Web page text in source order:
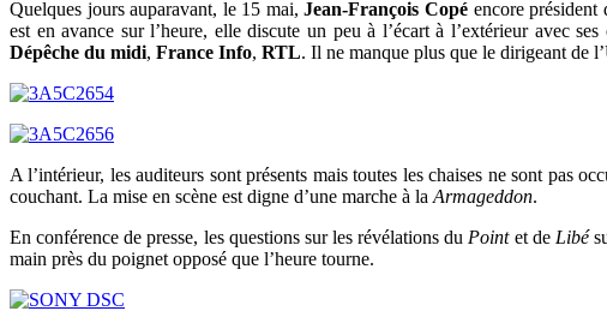
Quelques jours auparavant, le 15 mai,Jean-François Copé encore président
est en avance sur l’heure, elle discute un peu à l’écart à l’extérieur avec
Dépêche du midi, France Info, RTL. Il ne manque plus que le dirigeant de
A l’intérieur, les auditeurs sont présents mais toutes les chaises ne sont pas
couchant. La mise en scène est digne d’une marche à la Armageddon.
En conférence de presse, les questions sur les révélations du Pointet de Libé
main près du poignet opposé que l’heure tourne.